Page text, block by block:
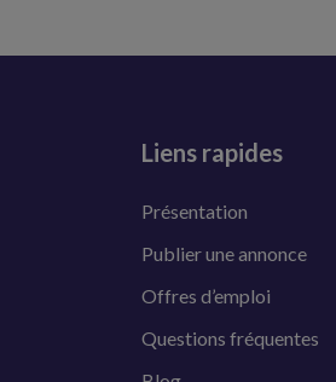
Liens rapides
Présentation
Publier une annonce
Offres d’emploi
Questions fréquentes